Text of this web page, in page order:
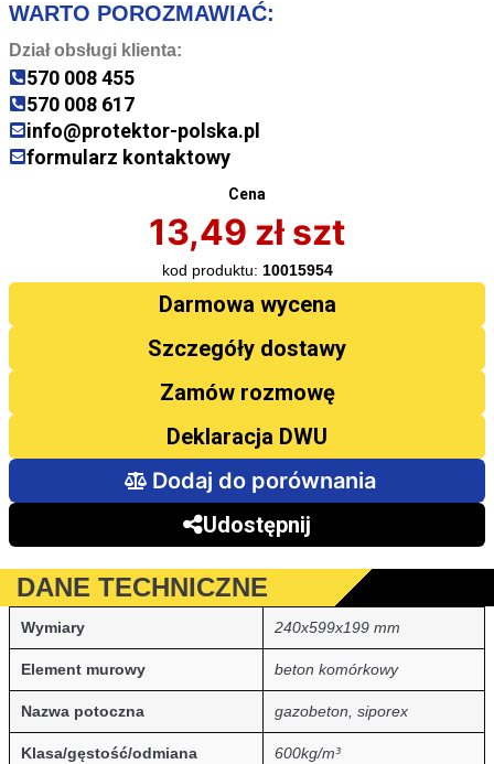
WARTO POROZMAWIAĆ:
Dział obsługi klienta:
570 008 455
570 008 617
info@protektor-polska.pl
formularz kontaktowy
Cena
13,49 zł szt
kod produktu: 10015954
Darmowa wycena
Szczegóły dostawy
Zamów rozmowę
Deklaracja DWU
Dodaj do porównania
Udostępnij
DANE TECHNICZNE
Wymiary 240x599x199 mm
Element murowy beton komórkowy
Nazwa potoczna gazobeton, siporex
Klasa/gęstość/odmiana 600kg/m³